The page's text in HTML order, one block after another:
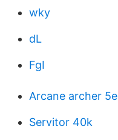
wky
dL
FgI
Arcane archer 5e
Servitor 40k